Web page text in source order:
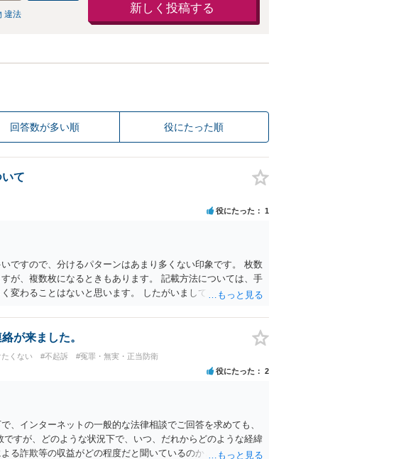
違法 新しく投稿する
回答数が多い順 役にたった順
て
役にたった 1
ですので、分けるパターンはあまり多くない印象です。 枚数
が、複数枚になるときもあります。 記載方法については、手
変わることはないと思います。 したがいまして、いずれも良
が来ました。
くない #不起訴 #冤罪・無実・正当防衛
役にたった 2
、インターネットの一般的な法律相談でご回答を求めても、
すが、どのような状況下で、いつ、だれからどのような経緯
る詐欺等の収益がどの程度だと聞いているのかということに